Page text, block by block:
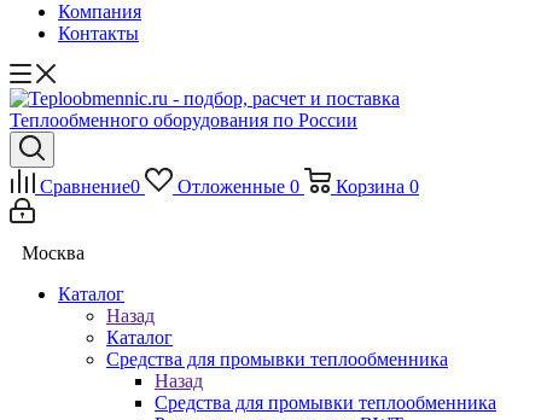
Компания
Контакты
Сравнение0 Отложенные 0 Корзина 0
Москва
Каталог
Назад
Каталог
Средства для промывки теплообменника
Назад
Средства для промывки теплообменника